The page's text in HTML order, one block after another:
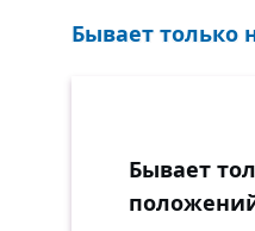
Бывает только
Бывает